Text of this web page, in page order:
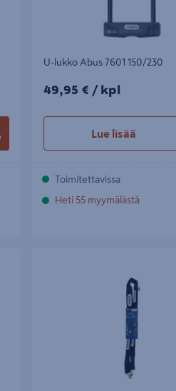
U-lukko Abus 7601 150/230
49,95€/kpl
49,95 € / kpl
Lue lisää
Toimitettavissa
Heti 55 myymälästä